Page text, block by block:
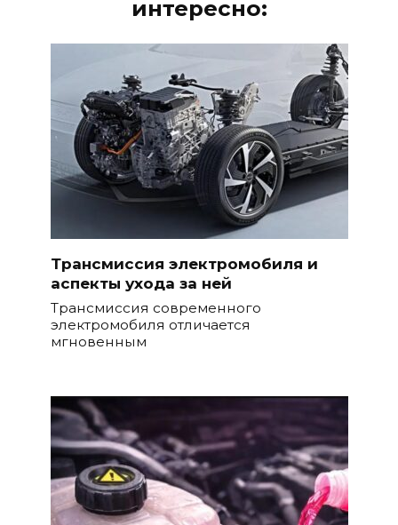
интересно:
Трансмиссия электромобиля и
аспекты ухода за ней
Трансмиссия современного
электромобиля отличается
мгновенным